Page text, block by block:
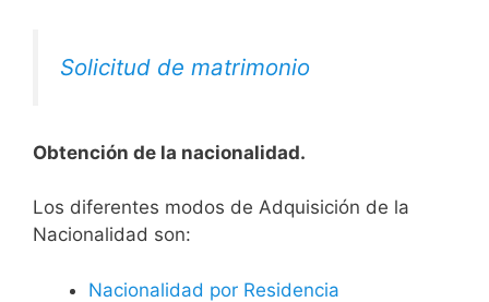
Solicitud de matrimonio
Obtención de la nacionalidad.
​​​Los diferentes modos de Adquisición de la
Nacionalidad son:
Nacionalidad por Residencia